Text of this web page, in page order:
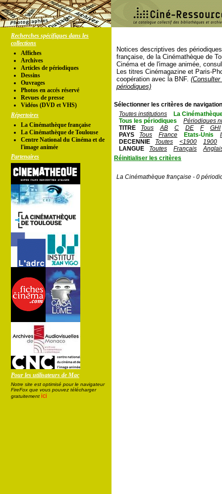
Recherches spécifiques dans les
collections
Affiches
Archives
Articles de périodiques
Dessins
Ouvrages
Photos en accés réservé
Revues de presse
Vidéos (DVD et VHS)
Répertoires
La Cinémathèque française
La Cinémathèque de Toulouse
Centre National du Cinéma et de
l'image animée
Partenaires
Pour les utilisateurs de Mac
Notre site est optimisé pour le navigateur
FireFox que vous pouvez télécharger
gratuitement ici
Notices descriptives des
française, de la Cinémathèque de
Cinéma et de l'image animée,
Les titres Cinémagazine et Paris-
coopération avec la BNF.
périodiques)
Sélectionner les critères de
Toutes institutions
La
Tous les périodiques
Périodiques
TITRE
Tous AB C DE F
GHI
PAYS
Tous France Etats-Unis
DECENNIE
Toutes <1900
1900
LANGUE
Toutes Français
Réinitialiser les critères
La Cinémathèque française - 0